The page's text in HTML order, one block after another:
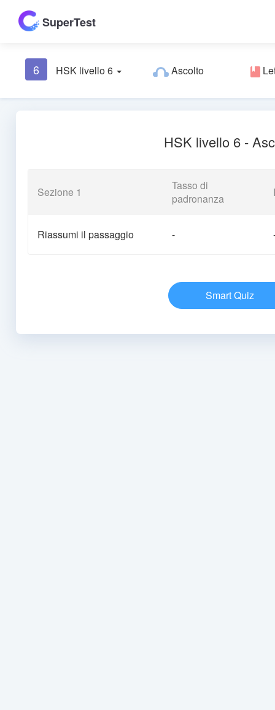
SuperTest
6 HSK livello 6 Ascolto
HSK livello 6 -
Sezione 1
Tasso di
padronanza
Riassumi il passaggio -
Smart Quiz